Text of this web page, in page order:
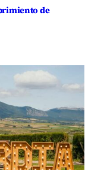
de